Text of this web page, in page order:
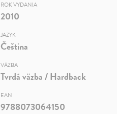
ROK VYDANIA
2010
JAZYK
Čeština
VÄZBA
Tvrdá väzba / Hardback
EAN
9788073064150